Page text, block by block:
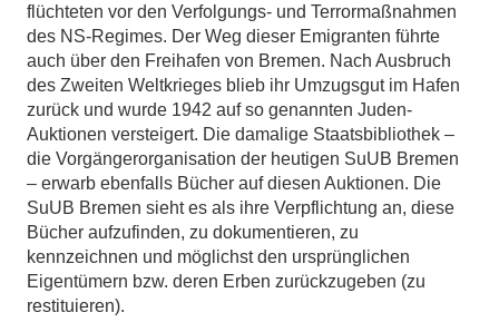
flüchteten vor den Verfolgungs- und Terrormaßnahmen
des NS-Regimes. Der Weg dieser Emigranten führte
auch über den Freihafen von Bremen. Nach Ausbruch
des Zweiten Weltkrieges blieb ihr Umzugsgut im Hafen
zurück und wurde 1942 auf so genannten Juden-
Auktionen versteigert. Die damalige Staatsbibliothek –
die Vorgängerorganisation der heutigen SuUB Bremen
– erwarb ebenfalls Bücher auf diesen Auktionen. Die
SuUB Bremen sieht es als ihre Verpflichtung an, diese
Bücher aufzufinden, zu dokumentieren, zu
kennzeichnen und möglichst den ursprünglichen
Eigentümern bzw. deren Erben zurückzugeben (zu
restituieren).